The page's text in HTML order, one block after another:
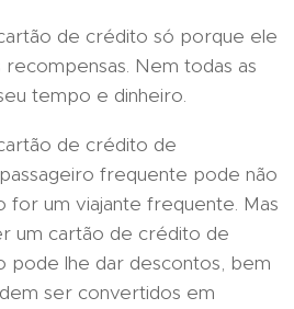
de crédito só porque ele
Nem todas as
tempo e dinheiro.
de crédito de
frequente pode não
for um viajante frequente. Mas
um cartão de crédito de
pode lhe dar descontos, bem
ser convertidos em